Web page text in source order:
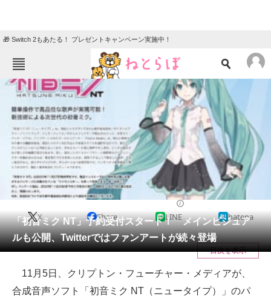
🎁 Switch 2もあたる！ プレゼントキャンペーン実施中！
ねとらぼメニュー
TOP ニュース
クイズ
グルメ 地域
住まい 教育・育児
動物 リサーチ
会員記事
メディア
注目記事を集めた総合ページ
「初音ミク NT」予約受付スタート！ メインビジュア
ルも公開、Twitterではファンアートが続々登場
X Share LINE hatena
目次を表示
11月5日、クリプトン・フューチャー・メディアが、
合成音声ソフト「初音ミク NT（ニュータイプ）」のパ